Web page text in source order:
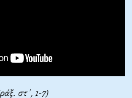
στ΄, 1-7)